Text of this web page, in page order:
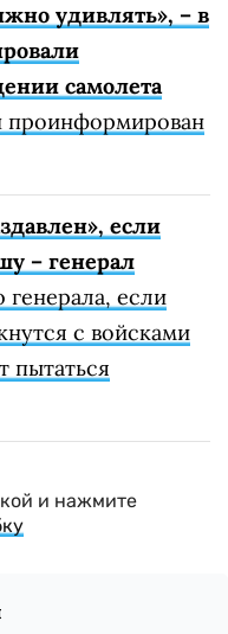
удивлять», – в
самолета
проинформирован
если
– генерал
если
с войсками
пытаться
и нажмите